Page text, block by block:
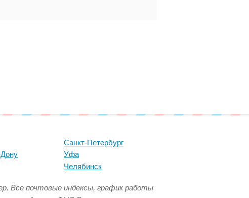
Санкт-Петербург
Уфа
Челябинск
Все почтовые индексы, график работы